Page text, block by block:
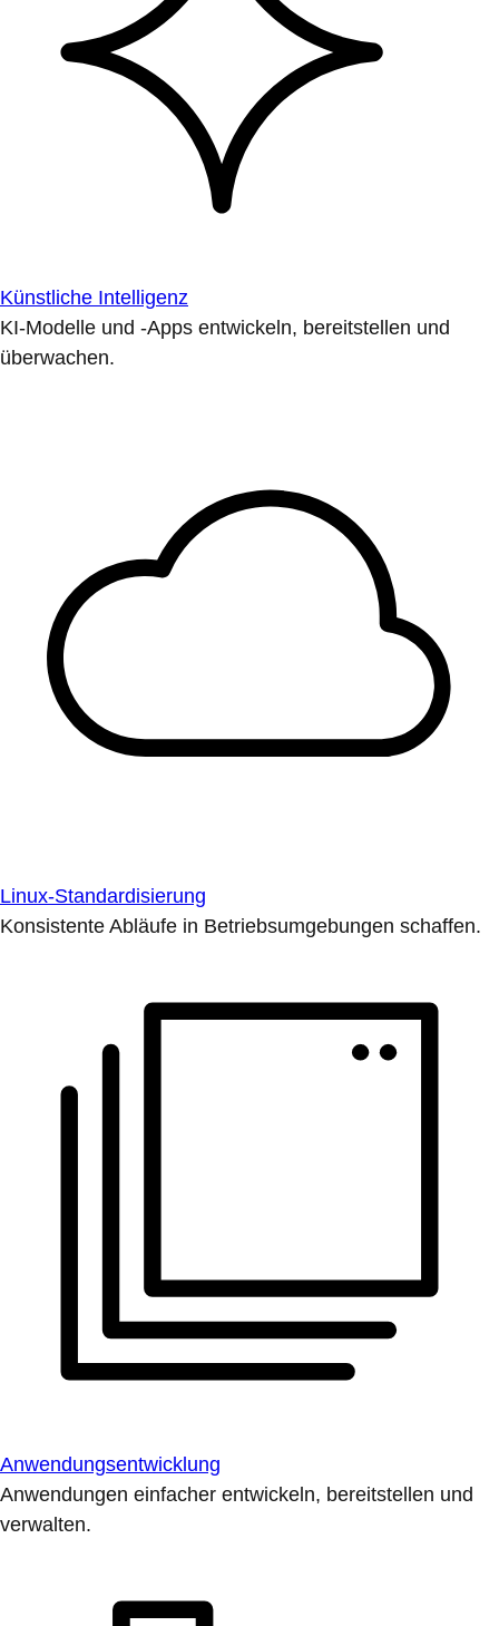
Künstliche Intelligenz
KI-Modelle und -Apps entwickeln, bereitstellen und
überwachen.
Linux-Standardisierung
Konsistente Abläufe in Betriebsumgebungen schaffen.
Anwendungsentwicklung
Anwendungen einfacher entwickeln, bereitstellen und
verwalten.